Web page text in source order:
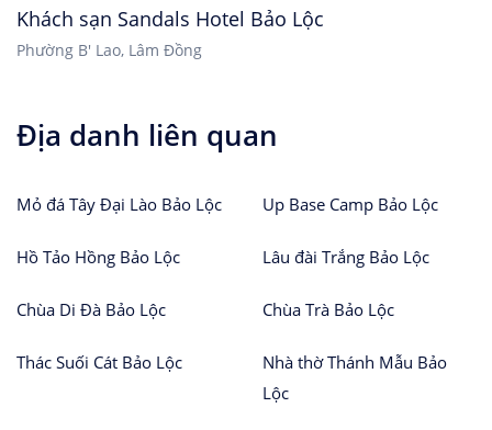
Khách sạn Sandals Hotel Bảo Lộc
Phường B' Lao, Lâm Đồng
Địa danh liên quan
Mỏ đá Tây Đại Lào Bảo Lộc Up Base Camp Bảo Lộc
Hồ Tảo Hồng Bảo Lộc Lâu đài Trắng Bảo Lộc
Chùa Di Đà Bảo Lộc Chùa Trà Bảo Lộc
Thác Suối Cát Bảo Lộc
Nhà thờ Thánh Mẫu Bảo
Lộc